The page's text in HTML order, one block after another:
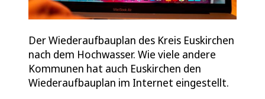
Der Wiederaufbauplan des Kreis Euskirchen
nach dem Hochwasser. Wie viele andere
Kommunen hat auch Euskirchen den
Wiederaufbauplan im Internet eingestellt.